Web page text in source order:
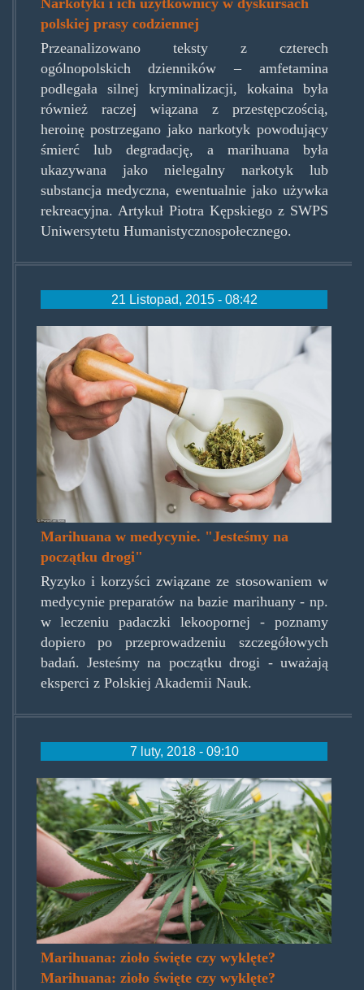
Narkotyki i ich użytkownicy w dyskursach
polskiej prasy codziennej
Przeanalizowano teksty z czterech
ogólnopolskich dzienników – amfetamina
podlegała silnej kryminalizacji, kokaina była
również raczej wiązana z przestępczością,
heroinę postrzegano jako narkotyk powodujący
śmierć lub degradację, a marihuana była
ukazywana jako nielegalny narkotyk lub
substancja medyczna, ewentualnie jako używka
rekreacyjna. Artykuł Piotra Kępskiego z SWPS
Uniwersytetu Humanistycznospołecznego.
21 Listopad, 2015 - 08:42
medmj.jpg
Marihuana w medycynie. "Jesteśmy na
początku drogi"
Ryzyko i korzyści związane ze stosowaniem w
medycynie preparatów na bazie marihuany - np.
w leczeniu padaczki lekoopornej - poznamy
dopiero po przeprowadzeniu szczegółowych
badań. Jesteśmy na początku drogi - uważają
eksperci z Polskiej Akademii Nauk.
7 luty, 2018 - 09:10
medycznamarihuana.jpg
Marihuana: zioło święte czy wyklęte?
Marihuana: zioło święte czy wyklęte?